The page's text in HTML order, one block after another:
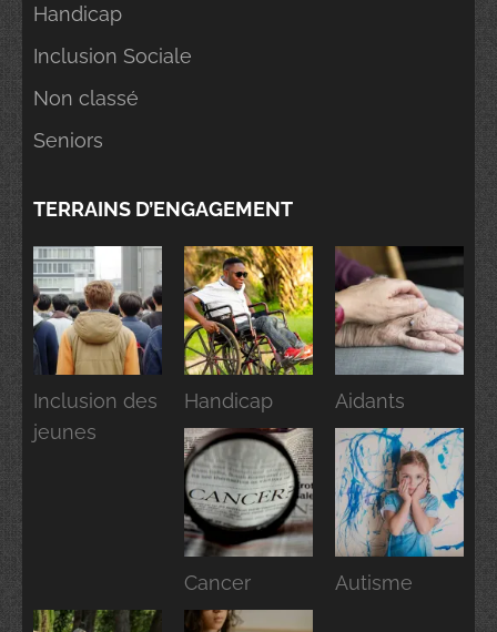
Handicap
Inclusion Sociale
Non classé
Seniors
TERRAINS D’ENGAGEMENT
Inclusion des
jeunes
Handicap Aidants
Cancer Autisme